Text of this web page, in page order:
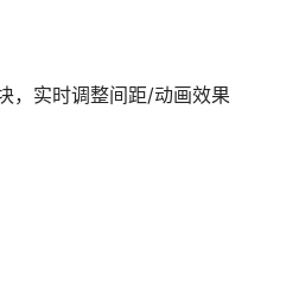
，实时调整间距/动画效果